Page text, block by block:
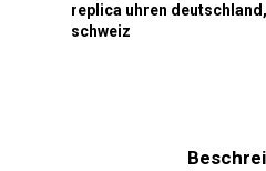
replica uhren deutschland ,
schweiz